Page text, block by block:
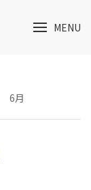
MENU
6月